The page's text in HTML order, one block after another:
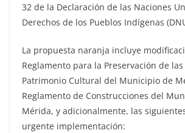
32 de la Declaración de las Naciones
Derechos de los Pueblos Indígenas
La propuesta naranja incluye
Reglamento para la Preservación de las
Patrimonio Cultural del Municipio de
Reglamento de Construcciones del
Mérida, y adicionalmente, las
urgente implementación: